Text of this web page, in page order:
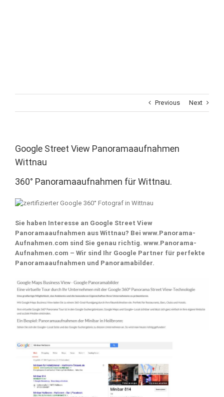
Previous Next
Google Street View Panoramaaufnahmen
Wittnau
360° Panoramaaufnahmen für Wittnau.
Sie haben Interesse an Google Street View
Panoramaaufnahmen aus Wittnau? Bei www.Panorama-
Aufnahmen.com sind Sie genau richtig. www.Panorama-
Aufnahmen.com – Wir sind Ihr Google Partner für perfekte
Panoramaaufnahmen und Panoramabilder.